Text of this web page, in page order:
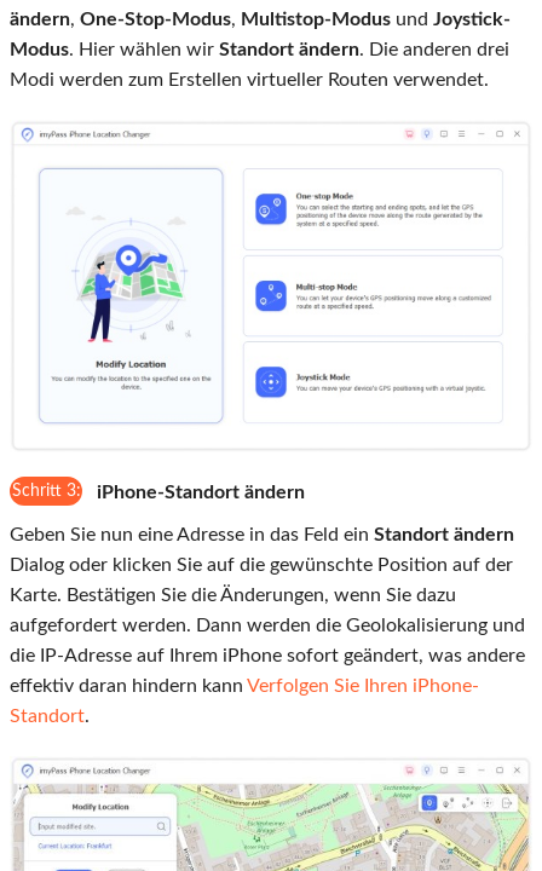
ändern, One-Stop-Modus, Multistop-Modus und Joystick-
Modus. Hier wählen wir Standort ändern. Die anderen drei
Modi werden zum Erstellen virtueller Routen verwendet.
Schritt 3: iPhone-Standort ändern
Geben Sie nun eine Adresse in das Feld ein Standort ändern
Dialog oder klicken Sie auf die gewünschte Position auf der
Karte. Bestätigen Sie die Änderungen, wenn Sie dazu
aufgefordert werden. Dann werden die Geolokalisierung und
die IP-Adresse auf Ihrem iPhone sofort geändert, was andere
effektiv daran hindern kann Verfolgen Sie Ihren iPhone-
Standort.